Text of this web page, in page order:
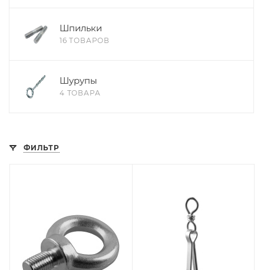
Шпильки
16 ТОВАРОВ
Шурупы
4 ТОВАРА
ФИЛЬТР